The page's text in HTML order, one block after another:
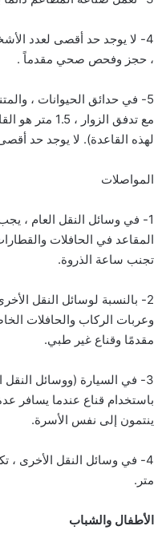
4- لا يوجد حد أقصى لعدد
، حجز وفحص صحي مقدماً .
5- في حدائق الحيوانات ،
مع تدفق
لهذه القاعدة). لا يوجد حد
المواصلات
1- في وسائل النقل العام ،
المقاعد في الحافلات
تجنب ساعة الذروة.
2- بالنسبة لوسائل النقل
وعربات الركاب والحافلات
مقدمًا وقناع غير طبي.
3- في السيارة (ووسائل
باستخدام قناع عندما يسافر
ينتمون إلى نفس الأسرة.
متر.
الأطفال والشباب